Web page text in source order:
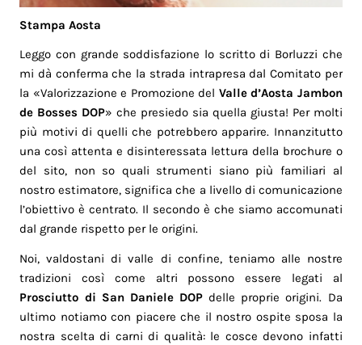
Stampa Aosta
Leggo con grande soddisfazione lo scritto di Borluzzi che
mi dà conferma che la strada intrapresa dal Comitato per
la «Valorizzazione e Promozione del Valle d’Aosta Jambon
de Bosses DOP» che presiedo sia quella giusta! Per molti
più motivi di quelli che potrebbero apparire. Innanzitutto
una così attenta e disinteressata lettura della brochure o
del sito, non so quali strumenti siano più familiari al
nostro estimatore, significa che a livello di comunicazione
l’obiettivo è centrato. Il secondo è che siamo accomunati
dal grande rispetto per le origini.
Noi, valdostani di valle di confine, teniamo alle nostre
tradizioni così come altri possono essere legati al
Prosciutto di San Daniele DOP delle proprie origini. Da
ultimo notiamo con piacere che il nostro ospite sposa la
nostra scelta di carni di qualità: le cosce devono infatti